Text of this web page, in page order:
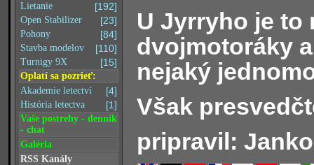
[192]
Lietanie
[23]
Open Stabilizer
[84]
Pohony
[110]
Stavba modelov
[15]
Turnigy 9X
Oplatí sa pozrieť:
[4]
Akademie letectví
[1]
História letectva
Vaše postrehy - denník
- chat
Galéria
RSS Kanály
U Jyrryho je to
dvojmotoráky
nejaký
Však
pripravil: